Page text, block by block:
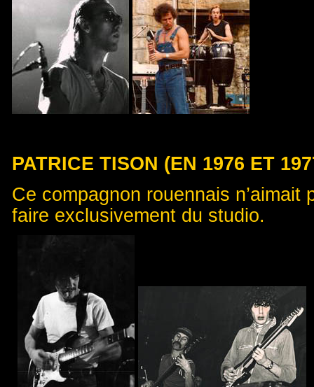
PATRICE TISON (EN 1976 ET
Ce compagnon rouennais
faire exclusivement du studio.